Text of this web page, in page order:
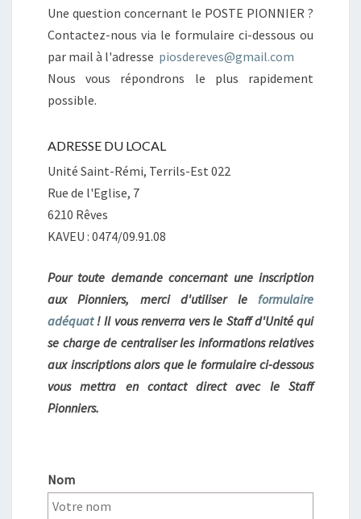
Une question concernant le POSTE PIONNIER ?
Contactez-nous via le formulaire ci-dessous ou
par mail à l'adresse piosdereves@gmail.com
Nous vous répondrons le plus rapidement
possible.
ADRESSE DU LOCAL
Unité Saint-Rémi, Terrils-Est 022
Rue de l'Eglise, 7
6210 Rêves
KAVEU : 0474/09.91.08
Pour toute demande concernant une inscription
aux Pionniers, merci d'utiliser le formulaire
adéquat! Il vous renverra vers le Staff d'Unité qui
se charge de centraliser les informations relatives
aux inscriptions alors que le formulaire ci-dessous
vous mettra en contact direct avec le Staff
Pionniers.
Nom